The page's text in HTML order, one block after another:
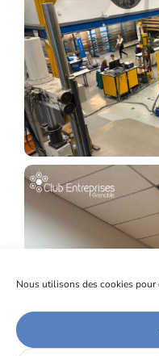
Nous utilisons des cookies